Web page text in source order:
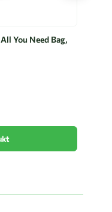
You Need Bag,